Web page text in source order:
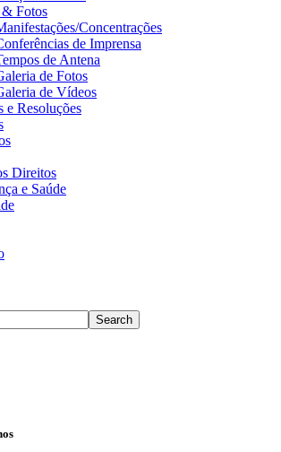
Fotos
Concentrações
de Imprensa
de Antena
de Fotos
de Vídeos
e Resoluções
Direitos
e Saúde
Search